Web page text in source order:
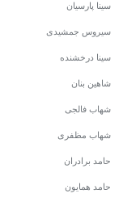
سینا پارسیان
سیروس جمشیدی
سینا درخشنده
شاهین بنان
شهاب فالجی
شهاب مظفری
حامد برادران
حامد همایون